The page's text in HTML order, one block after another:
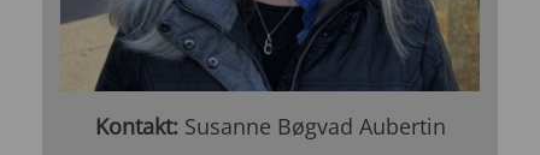
Kontakt: Susanne Bøgvad Aubertin